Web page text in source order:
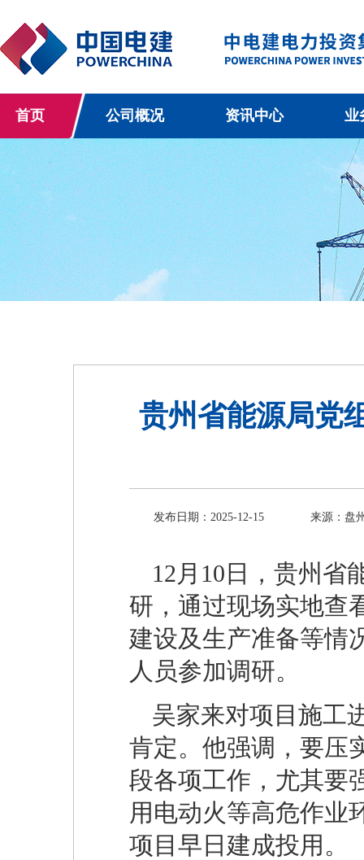
首页 公司概况 资讯中心 业
贵州省能源局党
发布日期：2025-12-15 来源：盘
12月10日，贵州省
研，通过现场实地查
建设及生产准备等情
人员参加调研。
吴家来对项目施工
肯定。他强调，要压
段各项工作，尤其要
用电动火等高危作业
项目早日建成投用。